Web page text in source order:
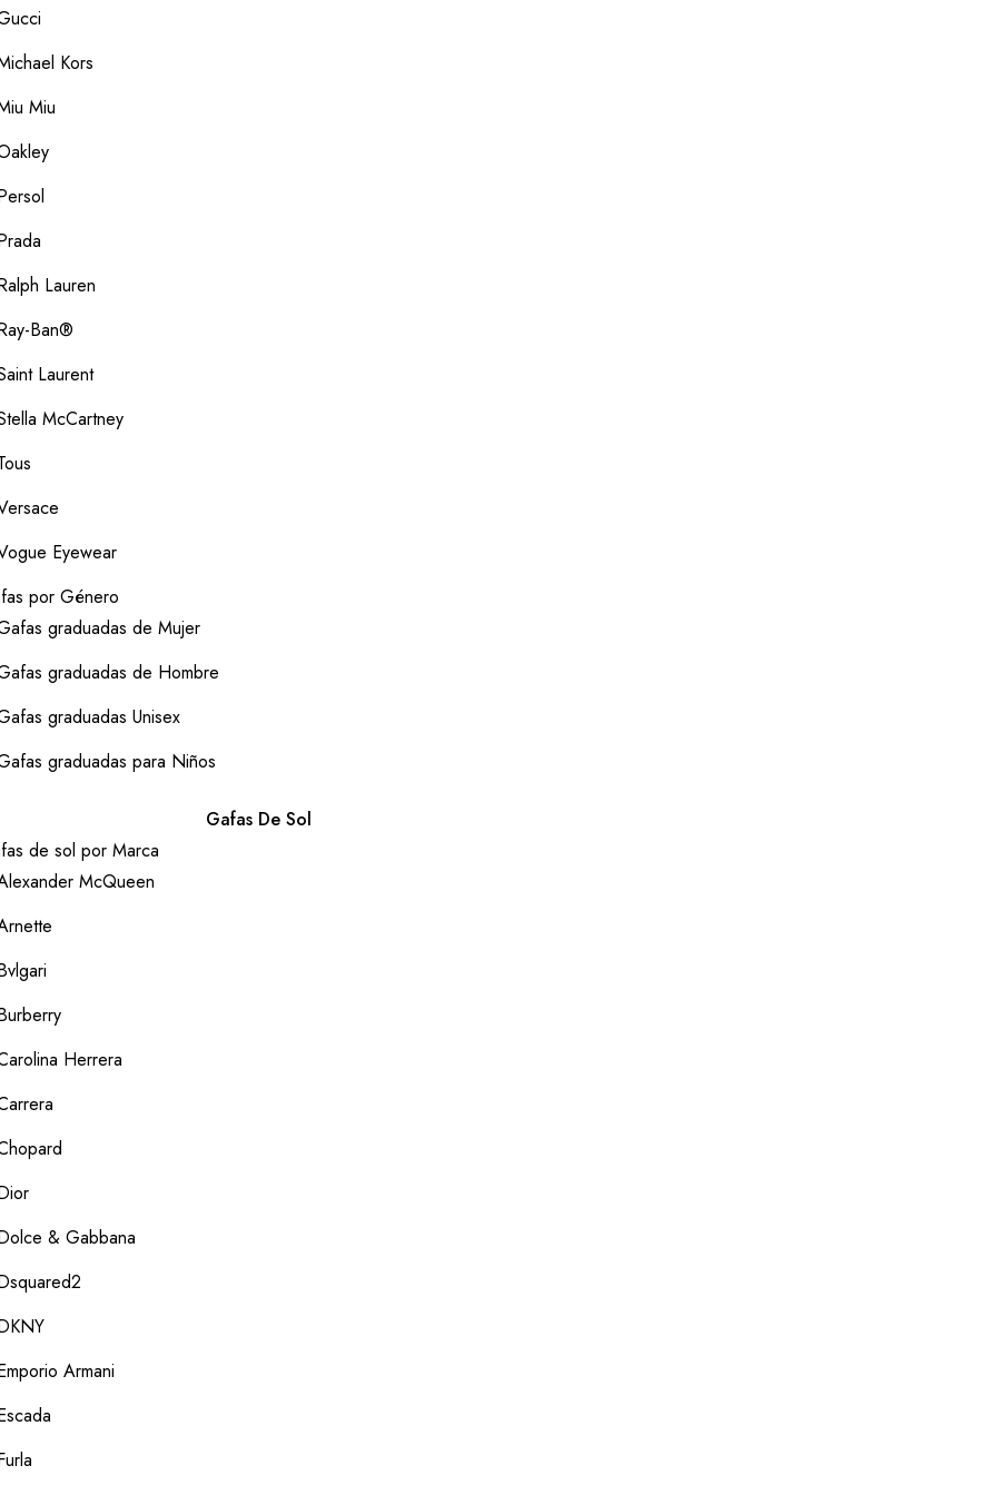
Kors
Miu
Lauren
Ban®
Laurent
McCartney
Eyewear
por Género
graduadas de Mujer
graduadas de Hombre
graduadas Unisex
graduadas para Niños
Gafas De Sol
de sol por Marca
McQueen
Herrera
& Gabbana
Armani